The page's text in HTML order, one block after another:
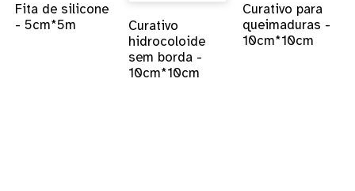
Fita de silicone
- 5cm*5m
Curativo
hidrocoloide
sem borda -
10cm*10cm
Curativo para
queimaduras -
10cm*10cm